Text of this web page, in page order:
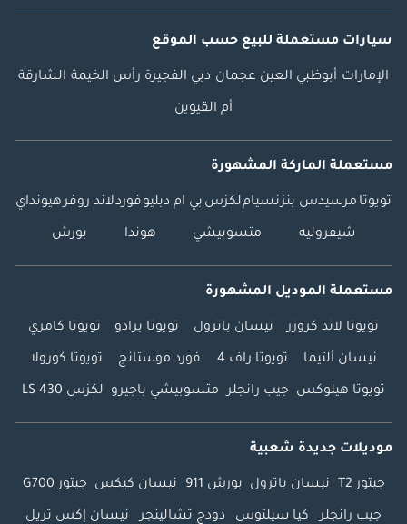
سيارات مستعملة للبيع حسب الموقع
الإمارات أبوظبي العين عجمان دبي الفجيرة رأس الخيمة الشارقة
أم القيوين
مستعملة الماركة المشهورة
تويوتا مرسيدس بنزنسياملكزس بي ام دبليوفوردلاند روفرهيونداي
شيفروليه متسوبيشي هوندا بورش
مستعملة الموديل المشهورة
تويوتا لاند كروزر نيسان باترول تويوتا برادو تويوتا كامري
نيسان ألتيما تويوتا راف 4 فورد موستانج تويوتا كورولا
تويوتا هيلوكس جيب رانجلر متسوبيشي باجيرو لكزس LS 430
موديلات جديدة شعبية
جيتور T2 نيسان باترول بورش 911 نيسان كيكس جيتور G700
جيب رانجلر كيا سيلتوس دودج تشالينجر نيسان إكس تريل